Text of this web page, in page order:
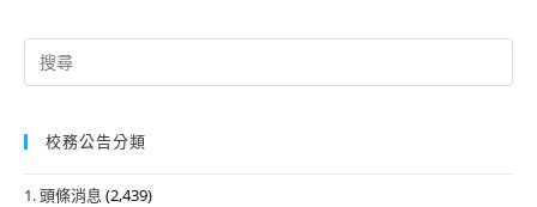
Search
for:
校務公告分類
1. 頭條消息 (2,439)